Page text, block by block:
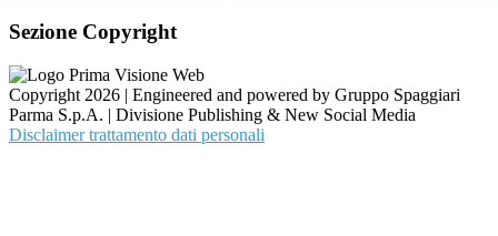
Sezione Copyright
Copyright 2026 | Engineered and powered by Gruppo Spaggiari
Parma S.p.A. | Divisione Publishing & New Social Media
Disclaimer trattamento dati personali